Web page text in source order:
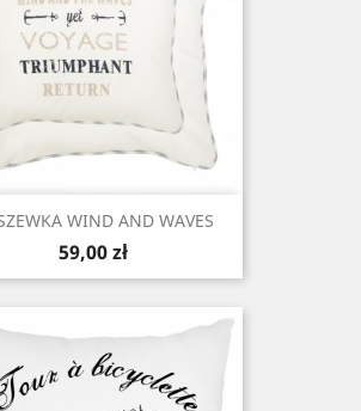
WIND AND WAVES
Cena
59,00 zł